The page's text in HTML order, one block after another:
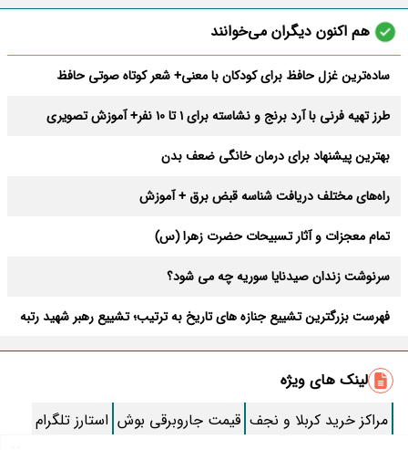
هم اکنون دیگران می‌خوانند
ساده‌ترین غزل حافظ برای کودکان با معنی+ شعر کوتاه صوتی حافظ
طرز تهیه فرنی با آرد برنج و نشاسته برای 1 تا 10 نفر+ آموزش تصویری
بهترین پیشنهاد برای درمان خانگی ضعف بدن
راه‌های مختلف دریافت شناسه قبض برق + آموزش
تمام معجزات و آثار تسبیحات حضرت زهرا (س)
سرنوشت زندان صیدنایا سوریه چه می شود؟
فهرست بزرگترین تشییع جنازه‌ های تاریخ به ترتیب؛ تشییع رهبر شهید رتبه
زندگی شخصی سینا سهیلی و عکس خانوادگی جذابش
طرز تهیه پاستا با سس آلفردو و مرغ فوری + آموزش تصویری پنه
لباس “جواد خیابانی” شبیه لباس معروف المپیکی ها
لینک های ویژه
مراکز خرید کربلا و نجف قیمت جاروبرقی بوش استارز تلگرام